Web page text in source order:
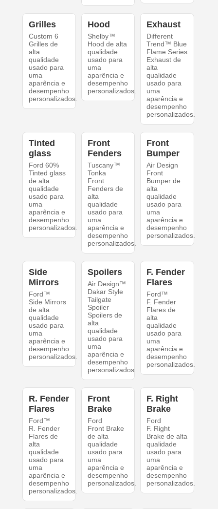
Grilles
Custom 6
Grilles de
alta
qualidade
usado para
uma
aparência e
desempenho
personalizados.
Hood
Shelby™
Hood de alta
qualidade
usado para
uma
aparência e
desempenho
personalizados.
Exhaust
Different
Trend™ Blue
Flame Series
Exhaust de
alta
qualidade
usado para
uma
aparência e
desempenho
personalizados.
Tinted
glass
Ford 60%
Tinted glass
de alta
qualidade
usado para
uma
aparência e
desempenho
personalizados.
Front
Fenders
Tuscany™
Tonka
Front
Fenders de
alta
qualidade
usado para
uma
aparência e
desempenho
personalizados.
Front
Bumper
Air Design
Front
Bumper de
alta
qualidade
usado para
uma
aparência e
desempenho
personalizados.
Side
Mirrors
Ford™
Side Mirrors
de alta
qualidade
usado para
uma
aparência e
desempenho
personalizados.
Spoilers
Air Design™
Dakar Style
Tailgate
Spoiler
Spoilers de
alta
qualidade
usado para
uma
aparência e
desempenho
personalizados.
F. Fender
Flares
Ford™
F. Fender
Flares de
alta
qualidade
usado para
uma
aparência e
desempenho
personalizados.
R. Fender
Flares
Ford™
R. Fender
Flares de
alta
qualidade
usado para
uma
aparência e
desempenho
personalizados.
Front
Brake
Ford
Front Brake
de alta
qualidade
usado para
uma
aparência e
desempenho
personalizados.
F. Right
Brake
Ford
F. Right
Brake de alta
qualidade
usado para
uma
aparência e
desempenho
personalizados.